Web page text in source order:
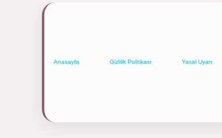
Anasayfa Gizlilik Politikası Yasal Uyarı